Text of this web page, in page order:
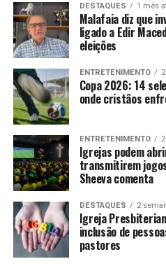
DESTAQUES 1 mês
Malafaia diz que
ligado a Edir
eleições
ENTRETENIMENTO
Copa 2026: 14
onde cristãos
ENTRETENIMENTO
Igrejas podem
transmitirem
Sheeva comenta
DESTAQUES 2
Igreja
inclusão de
pastores